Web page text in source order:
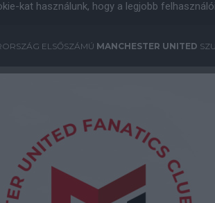
kat használunk, hogy a legjobb
ELSŐSZÁMÚ MANCHESTER UNITED